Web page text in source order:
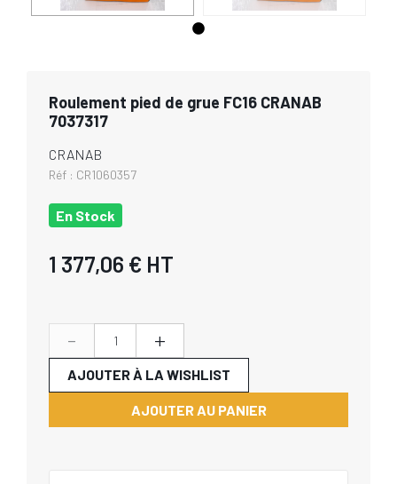
Roulement pied de grue FC16 CRANAB
7037317
CRANAB
Réf : CR1060357
En Stock
1 377,06 € HT
- +
AJOUTER AU PANIER
AJOUTER À LA WISHLIST